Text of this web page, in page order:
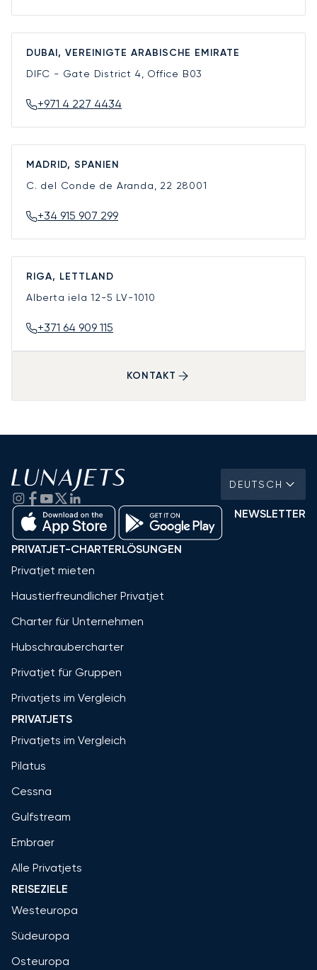
DUBAI, VEREINIGTE ARABISCHE EMIRATE
DIFC - Gate District 4, Office B03
+971 4 227 4434
MADRID, SPANIEN
C. del Conde de Aranda, 22 28001
+34 915 907 299
RIGA, LETTLAND
Alberta iela 12-5 LV-1010
+371 64 909 115
KONTAKT
DEUTSCH
NEWSLETTER
PRIVATJET-CHARTERLÖSUNGEN
Privatjet mieten
Haustierfreundlicher Privatjet
Charter für Unternehmen
Hubschraubercharter
Privatjet für Gruppen
Privatjets im Vergleich
PRIVATJETS
Privatjets im Vergleich
Pilatus
Cessna
Gulfstream
Embraer
Alle Privatjets
REISEZIELE
Westeuropa
Südeuropa
Osteuropa